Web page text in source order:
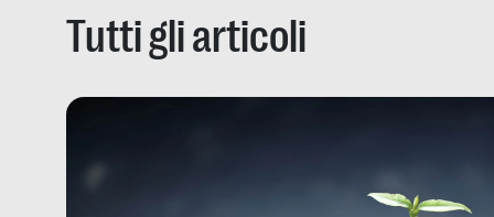
Tutti gli articoli